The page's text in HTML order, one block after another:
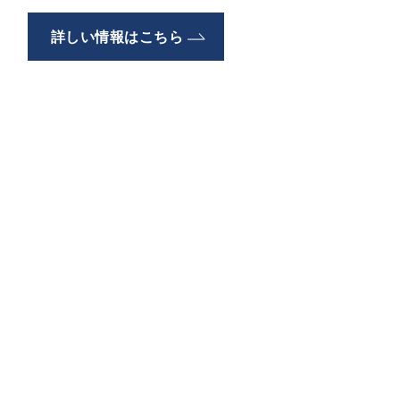
詳しい情報はこちら